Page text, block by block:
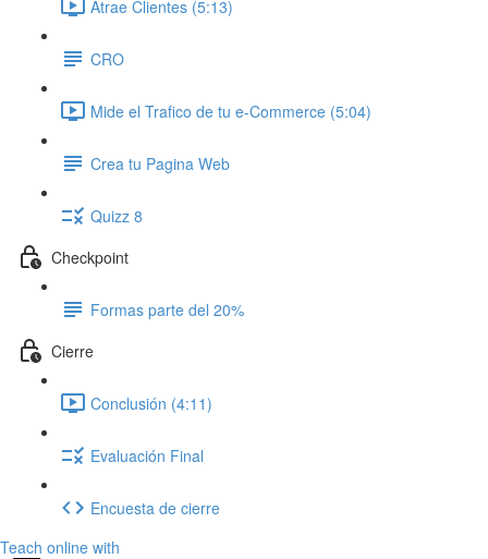
Atrae Clientes (5:13)
CRO
Mide el Trafico de tu e-Commerce (5:04)
Crea tu Pagina Web
Quizz 8
Checkpoint
Formas parte del 20%
Cierre
Conclusión (4:11)
Evaluación Final
Encuesta de cierre
Teach online with